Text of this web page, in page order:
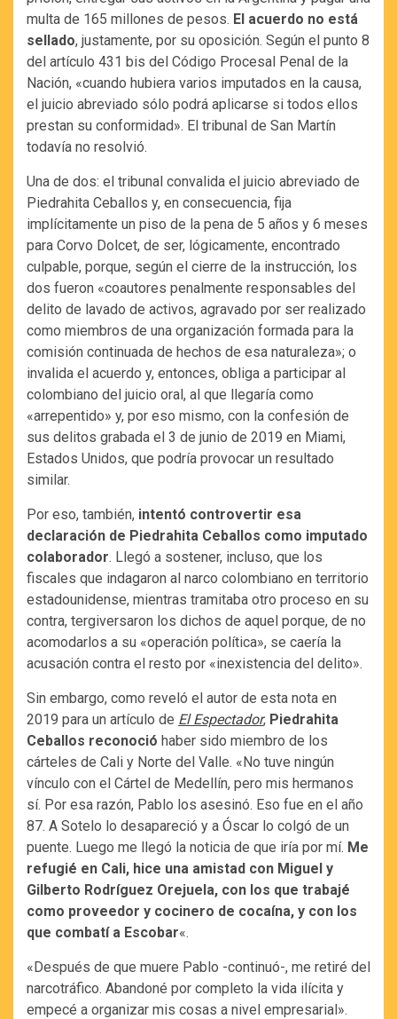
multa de 165 millones de pesos. El acuerdo no está
sellado, justamente, por su oposición. Según el punto 8
del artículo 431 bis del Código Procesal Penal de la
Nación, «cuando hubiera varios imputados en la causa,
el juicio abreviado sólo podrá aplicarse si todos ellos
prestan su conformidad». El tribunal de San Martín
todavía no resolvió.
Una de dos: el tribunal convalida el juicio abreviado de
Piedrahita Ceballos y, en consecuencia, fija
implícitamente un piso de la pena de 5 años y 6 meses
para Corvo Dolcet, de ser, lógicamente, encontrado
culpable, porque, según el cierre de la instrucción, los
dos fueron «coautores penalmente responsables del
delito de lavado de activos, agravado por ser realizado
como miembros de una organización formada para la
comisión continuada de hechos de esa naturaleza»; o
invalida el acuerdo y, entonces, obliga a participar al
colombiano del juicio oral, al que llegaría como
«arrepentido» y, por eso mismo, con la confesión de
sus delitos grabada el 3 de junio de 2019 en Miami,
Estados Unidos, que podría provocar un resultado
similar.
Por eso, también, intentó controvertir esa
declaración de Piedrahita Ceballos como imputado
colaborador. Llegó a sostener, incluso, que los
fiscales que indagaron al narco colombiano en territorio
estadounidense, mientras tramitaba otro proceso en su
contra, tergiversaron los dichos de aquel porque, de no
acomodarlos a su «operación política», se caería la
acusación contra el resto por «inexistencia del delito».
Sin embargo, como reveló el autor de esta nota en
2019 para un artículo de El Espectador, Piedrahita
Ceballos reconoció haber sido miembro de los
cárteles de Cali y Norte del Valle. «No tuve ningún
vínculo con el Cártel de Medellín, pero mis hermanos
sí. Por esa razón, Pablo los asesinó. Eso fue en el año
87. A Sotelo lo desapareció y a Óscar lo colgó de un
puente. Luego me llegó la noticia de que iría por mí. Me
refugié en Cali, hice una amistad con Miguel y
Gilberto Rodríguez Orejuela, con los que trabajé
como proveedor y cocinero de cocaína, y con los
que combatí a Escobar«.
«Después de que muere Pablo -continuó-, me retiré del
narcotráfico. Abandoné por completo la vida ilícita y
empecé a organizar mis cosas a nivel empresarial».